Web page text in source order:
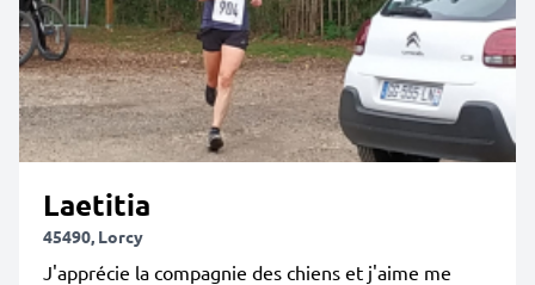
Laetitia
45490, Lorcy
J'apprécie la compagnie des chiens et j'aime me